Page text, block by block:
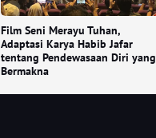
Film Seni Merayu Tuhan,
Adaptasi Karya Habib Jafar
tentang Pendewasaan Diri yang
Bermakna